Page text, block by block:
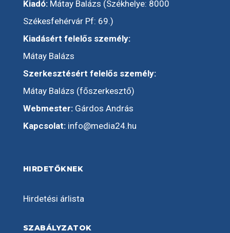
Kiadó:Mátay Balázs (Székhelye: 8000
Székesfehérvár Pf: 69.)
Kiadásért felelős személy:
Mátay Balázs
Szerkesztésért felelős személy:
Mátay Balázs (főszerkesztő)
Webmester:Gárdos András
Kapcsolat: info@media24.hu
HIRDETŐKNEK
Hirdetési árlista
SZABÁLYZATOK